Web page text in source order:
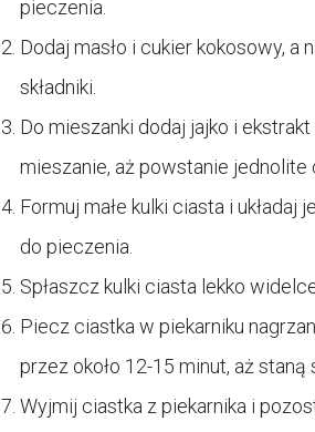
pieczenia.
Dodaj masło i cukier kokosowy, a
składniki.
Do mieszanki dodaj jajko i
mieszanie, aż powstanie jednolite
Formuj małe kulki ciasta i układaj
do pieczenia.
Spłaszcz kulki ciasta lekko
Piecz ciastka w piekarniku
przez około 12-15 minut, aż staną
Wyjmij ciastka z piekarnika i